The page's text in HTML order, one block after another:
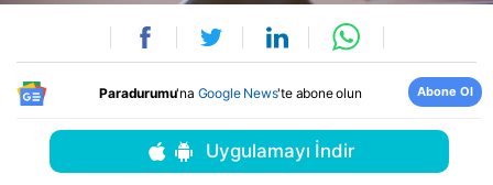
Paradurumu'na Google News'te abone olun Abone Ol
Uygulamayı İndir